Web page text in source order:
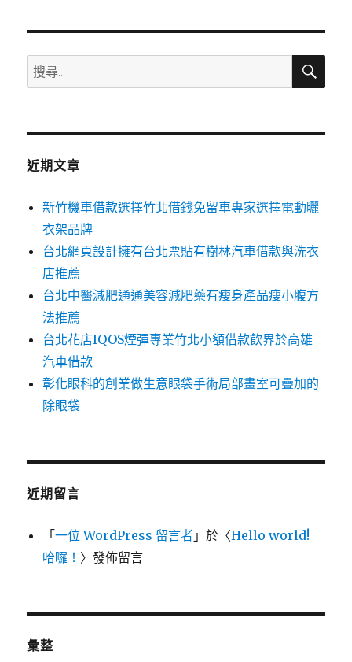
章:
搜
尋
鍵
搜
近期文章
新竹機車借款選擇竹北借錢免留車專家選擇電動曬
衣架品牌
台北網頁設計擁有台北票貼有樹林汽車借款與洗衣
店推薦
台北中醫減肥通通美容減肥藥有瘦身產品瘦小腹方
法推薦
台北花店IQOS煙彈專業竹北小額借款飲界於高雄
汽車借款
彰化眼科的創業做生意眼袋手術局部畫室可疊加的
除眼袋
近期留言
「一位 WordPress 留言者 」於〈Hello world!
哈囉！ 〉發佈留言
彙整